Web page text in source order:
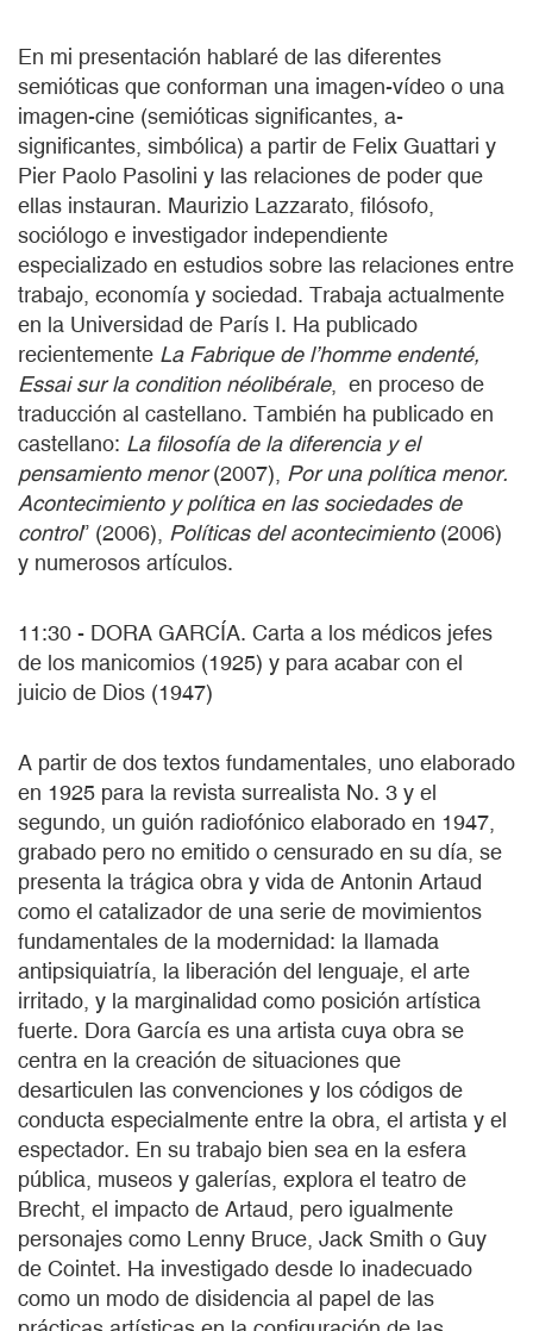
En mi presentación hablaré de las diferentes
semióticas que conforman una imagen-vídeo o una
imagen-cine (semióticas significantes, a-
significantes, simbólica) a partir de Felix Guattari y
Pier Paolo Pasolini y las relaciones de poder que
ellas instauran. Maurizio Lazzarato, filósofo,
sociólogo e investigador independiente
especializado en estudios sobre las relaciones entre
trabajo, economía y sociedad. Trabaja actualmente
en la Universidad de París I. Ha publicado
recientemente La Fabrique de l’homme endenté,
Essai sur la condition néolibérale, en proceso de
traducción al castellano. También ha publicado en
castellano: La filosofía de la diferencia y el
pensamiento menor(2007), Por una política menor.
Acontecimiento y política en las sociedades de
control” (2006), Políticas del acontecimiento(2006)
y numerosos artículos.
11:30 - DORA GARCÍA. Carta a los médicos jefes
de los manicomios (1925) y para acabar con el
juicio de Dios (1947)
A partir de dos textos fundamentales, uno elaborado
en 1925 para la revista surrealista No. 3 y el
segundo, un guión radiofónico elaborado en 1947,
grabado pero no emitido o censurado en su día, se
presenta la trágica obra y vida de Antonin Artaud
como el catalizador de una serie de movimientos
fundamentales de la modernidad: la llamada
antipsiquiatría, la liberación del lenguaje, el arte
irritado, y la marginalidad como posición artística
fuerte. Dora García es una artista cuya obra se
centra en la creación de situaciones que
desarticulen las convenciones y los códigos de
conducta especialmente entre la obra, el artista y el
espectador. En su trabajo bien sea en la esfera
pública, museos y galerías, explora el teatro de
Brecht, el impacto de Artaud, pero igualmente
personajes como Lenny Bruce, Jack Smith o Guy
de Cointet. Ha investigado desde lo inadecuado
como un modo de disidencia al papel de las